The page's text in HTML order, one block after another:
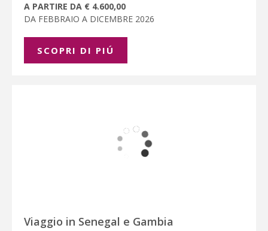
A PARTIRE DA € 4.600,00
DA FEBBRAIO A DICEMBRE 2026
SCOPRI DI PIÚ
Viaggio in Senegal e Gambia